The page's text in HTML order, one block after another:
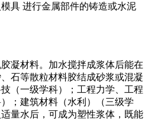
具 进行金属部件的铸造或水泥
凝材料。加水搅拌成浆体后能在
石等散粒材料胶结成砂浆或混凝
（一级学科）；工程力学、工程
；建筑材料（水利）（三级学
量水后，可成为塑性浆体，既能